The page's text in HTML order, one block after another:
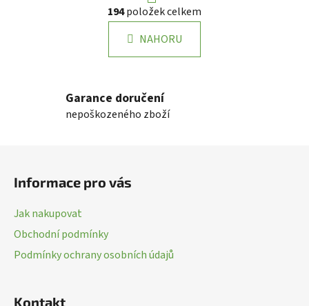
v
l
á
d
c
í
p
s
á
n
k
í
194položek celkem
NAHORU
Garance doručení
nepoškozeného zboží
Informace pro vás
Jak nakupovat
Obchodní podmínky
Podmínky ochrany osobních údajů
Kontakt